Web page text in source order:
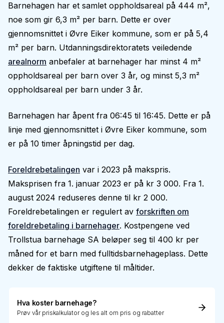
Barnehagen har et samlet oppholdsareal på 444 m²,
noe som gir 6,3 m² per barn. Dette er over
gjennomsnittet i Øvre Eiker kommune, som er på 5,4
m² per barn. Utdanningsdirektoratets veiledende
arealnorm anbefaler at barnehager har minst 4 m²
oppholdsareal per barn over 3 år, og minst 5,3 m²
oppholdsareal per barn under 3 år.
Barnehagen har åpent fra 06:45 til 16:45. Dette er på
linje med gjennomsnittet i Øvre Eiker kommune, som
er på 10 timer åpningstid per dag.
Foreldrebetalingen var i 2023 på makspris.
Maksprisen fra 1. januar 2023 er på kr 3 000. Fra 1.
august 2024 reduseres denne til kr 2 000.
Foreldrebetalingen er regulert av forskriften om
foreldrebetaling i barnehager. Kostpengene ved
Trollstua barnehage SA beløper seg til 400 kr per
måned for et barn med fulltidsbarnehageplass. Dette
dekker de faktiske utgiftene til måltider.
Hva koster barnehage?
Prøv vår priskalkulator og les alt om pris og rabatter